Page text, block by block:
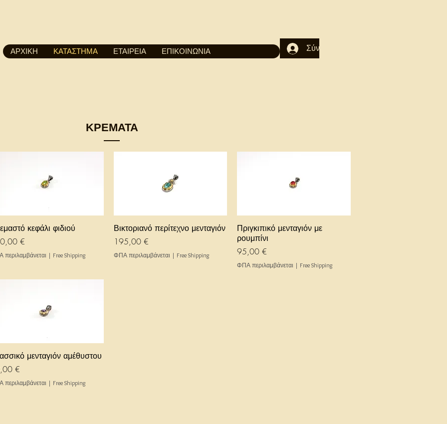
ΑΡΧΙΚΗ ΚΑΤΑΣΤΗΜΑ ΕΤΑΙΡΕΙΑ ΕΠΙΚΟΙΝΩΝΙΑ Σύνδεση
ΚΡΕΜΑΤΑ
Γρήγορη προβολή
κεφάλι φιδιού
€
| Free Shipping
Γρήγορη προβολή
Βικτοριανό περίτεχνο μενταγιόν
Τιμή
195,00 €
ΦΠΑ περιλαμβάνεται | Free Shipping
Γρήγορη προβολή
Πριγκιπικό μενταγιόν με
ρουμπίνι
Τιμή
95,00 €
ΦΠΑ περιλαμβάνεται | Free Shipping
Γρήγορη προβολή
μενταγιόν αμέθυστου
€
| Free Shipping